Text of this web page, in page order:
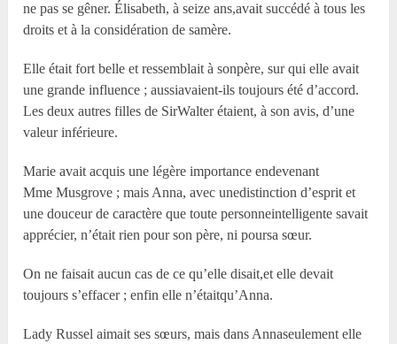
ne pas se gêner. Élisabeth, à seize ans,avait succédé à tous les
droits et à la considération de samère.
Elle était fort belle et ressemblait à sonpère, sur qui elle avait
une grande influence ; aussiavaient-ils toujours été d’accord.
Les deux autres filles de SirWalter étaient, à son avis, d’une
valeur inférieure.
Marie avait acquis une légère importance endevenant
Mme Musgrove ; mais Anna, avec unedistinction d’esprit et
une douceur de caractère que toute personneintelligente savait
apprécier, n’était rien pour son père, ni poursa sœur.
On ne faisait aucun cas de ce qu’elle disait,et elle devait
toujours s’effacer ; enfin elle n’étaitqu’Anna.
Lady Russel aimait ses sœurs, mais dans Annaseulement elle